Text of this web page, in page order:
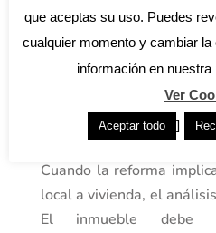
tramitación diferente a
objetivo es adaptar un
declaraciones
comunicaciones de
específicas, según el uso
Cuando la reforma
local a vivienda, el
El inmueble debe
que aceptas su uso. Puedes
cualquier momento y cambiar
información en
Ver
Aceptar todo ]